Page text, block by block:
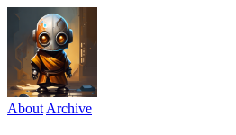
About Archive